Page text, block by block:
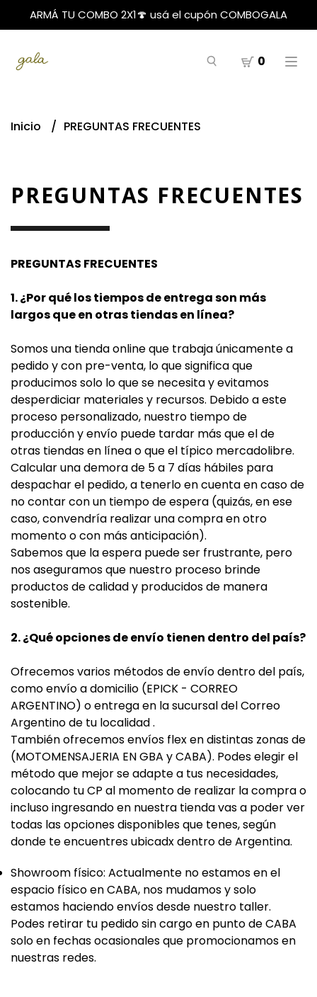
ARMÁ TU COMBO 2X1🍄 usá el cupón COMBOGALA
0
Inicio PREGUNTAS FRECUENTES
PREGUNTAS FRECUENTES
PREGUNTAS FRECUENTES
1. ¿Por qué los tiempos de entrega son más
largos que en otras tiendas en línea?
Somos una tienda online que trabaja únicamente a
pedido y con pre-venta, lo que significa que
producimos solo lo que se necesita y evitamos
desperdiciar materiales y recursos. Debido a este
proceso personalizado, nuestro tiempo de
producción y envío puede tardar más que el de
otras tiendas en línea o que el típico mercadolibre.
Calcular una demora de 5 a 7 días hábiles para
despachar el pedido, a tenerlo en cuenta en caso de
no contar con un tiempo de espera (quizás, en ese
caso, convendría realizar una compra en otro
momento o con más anticipación).
Sabemos que la espera puede ser frustrante, pero
nos aseguramos que nuestro proceso brinde
productos de calidad y producidos de manera
sostenible.
2. ¿Qué opciones de envío tienen dentro del país?
Ofrecemos varios métodos de envío dentro del país,
como envío a domicilio (EPICK - CORREO
ARGENTINO) o entrega en la sucursal del Correo
Argentino de tu localidad .
También ofrecemos envíos flex en distintas zonas de
(MOTOMENSAJERIA EN GBA y CABA). Podes elegir el
método que mejor se adapte a tus necesidades,
colocando tu CP al momento de realizar la compra o
incluso ingresando en nuestra tienda vas a poder ver
todas las opciones disponibles que tenes, según
donde te encuentres ubicadx dentro de Argentina.
Showroom físico: Actualmente no estamos en el
espacio físico en CABA, nos mudamos y solo
estamos haciendo envíos desde nuestro taller.
Podes retirar tu pedido sin cargo en punto de CABA
solo en fechas ocasionales que promocionamos en
nuestras redes.